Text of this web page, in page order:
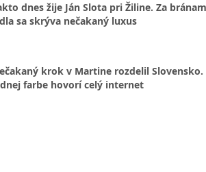
dnes žije Ján Slota pri Žiline. Za
sa skrýva nečakaný luxus
krok v Martine rozdelil Slovensko.
farbe hovorí celý internet